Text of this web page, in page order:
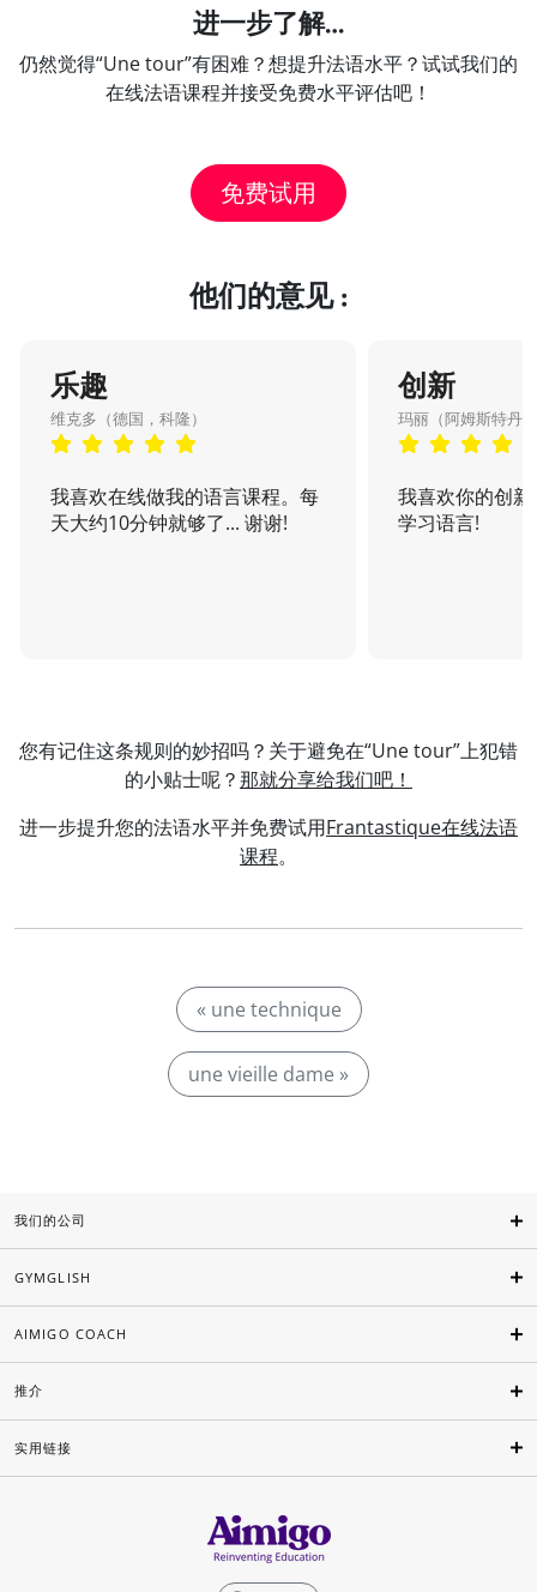
进一步了解…
仍然觉得“Une tour”有困难？想提升法语水平？试试我们的
在线法语课程并接受免费水平评估吧！
免费试用
他们的意见 :
乐趣
维克多（德国，科隆）
我喜欢在线做我的语言课程。每
天大约10分钟就够了... 谢谢!
创新
玛丽（阿姆斯特丹
我喜欢你的创
学习语言!
您有记住这条规则的妙招吗？关于避免在“Une tour”上犯错
的小贴士呢？那就分享给我们吧！
进一步提升您的法语水平并免费试用Frantastique在线法语
课程。
« une technique
une vieille dame »
我们的公司
GYMGLISH
AIMIGO COACH
推介
实用链接